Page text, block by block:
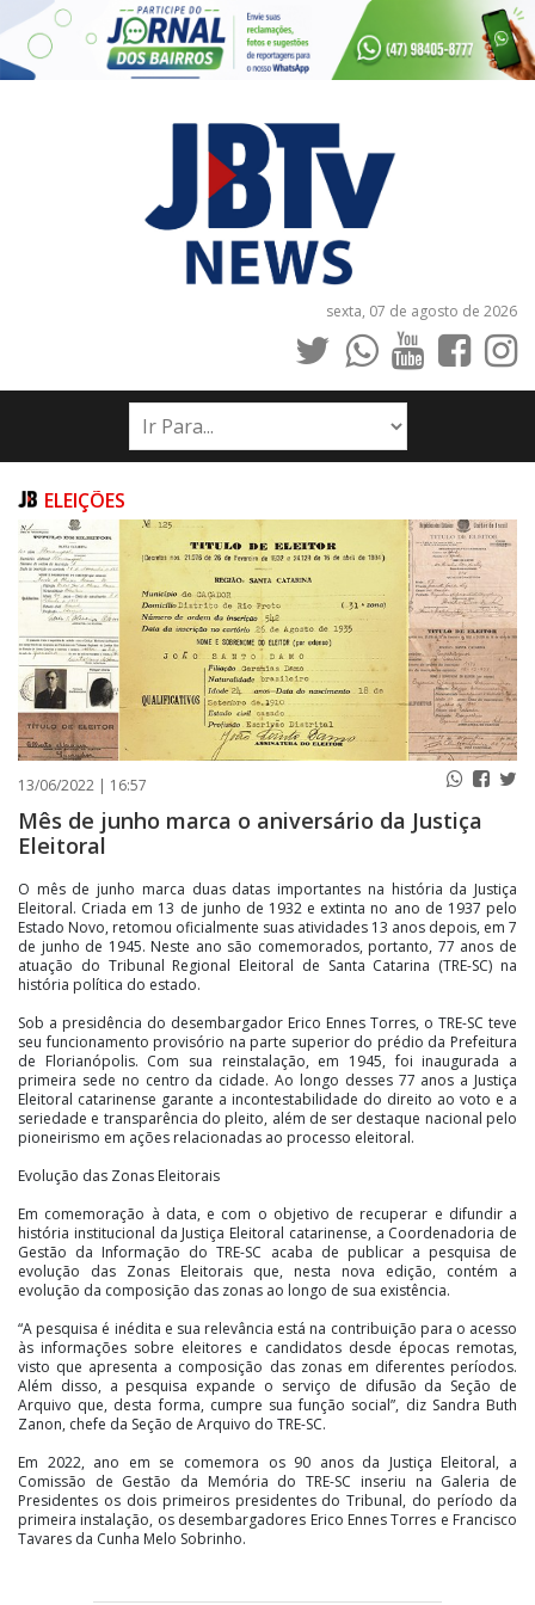
sexta, 07 de agosto de 2026
INÍCIO
NOTÍCIAS
PUBLICAÇÕES LEGAIS
CONTATO
ELEIÇÕES
13/06/2022 | 16:57
Mês de junho marca o aniversário da Justiça
Eleitoral
O mês de junho marca duas datas importantes na história da Justiça
Eleitoral. Criada em 13 de junho de 1932 e extinta no ano de 1937 pelo
Estado Novo, retomou oficialmente suas atividades 13 anos depois, em 7
de junho de 1945. Neste ano são comemorados, portanto, 77 anos de
atuação do Tribunal Regional Eleitoral de Santa Catarina (TRE-SC) na
história política do estado.
Sob a presidência do desembargador Erico Ennes Torres, o TRE-SC teve
seu funcionamento provisório na parte superior do prédio da Prefeitura
de Florianópolis. Com sua reinstalação, em 1945, foi inaugurada a
primeira sede no centro da cidade. Ao longo desses 77 anos a Justiça
Eleitoral catarinense garante a incontestabilidade do direito ao voto e a
seriedade e transparência do pleito, além de ser destaque nacional pelo
pioneirismo em ações relacionadas ao processo eleitoral.
Evolução das Zonas Eleitorais
Em comemoração à data, e com o objetivo de recuperar e difundir a
história institucional da Justiça Eleitoral catarinense, a Coordenadoria de
Gestão da Informação do TRE-SC acaba de publicar a pesquisa de
evolução das Zonas Eleitorais que, nesta nova edição, contém a
evolução da composição das zonas ao longo de sua existência.
“A pesquisa é inédita e sua relevância está na contribuição para o acesso
às informações sobre eleitores e candidatos desde épocas remotas,
visto que apresenta a composição das zonas em diferentes períodos.
Além disso, a pesquisa expande o serviço de difusão da Seção de
Arquivo que, desta forma, cumpre sua função social”, diz Sandra Buth
Zanon, chefe da Seção de Arquivo do TRE-SC.
Em 2022, ano em se comemora os 90 anos da Justiça Eleitoral, a
Comissão de Gestão da Memória do TRE-SC inseriu na Galeria de
Presidentes os dois primeiros presidentes do Tribunal, do período da
primeira instalação, os desembargadores Erico Ennes Torres e Francisco
Tavares da Cunha Melo Sobrinho.